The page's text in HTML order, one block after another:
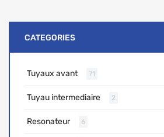
CATEGORIES
Tuyaux avant 71
Tuyau intermediaire 2
Resonateur 6